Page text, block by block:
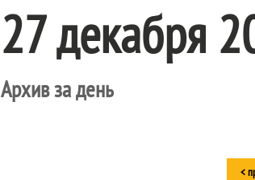
27 декабря
Архив за день
<